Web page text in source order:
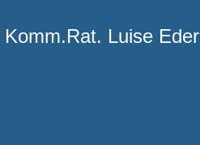
Luise Eder